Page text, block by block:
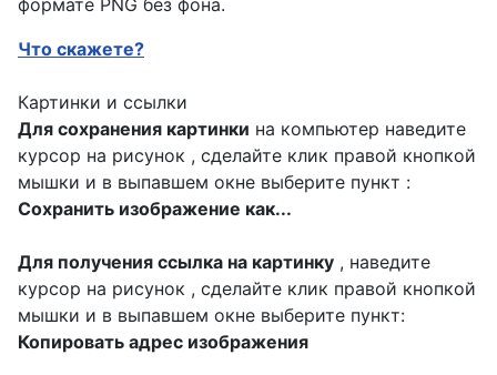
формате PNG без фона.
Что скажете?
Картинки и ссылки
Для сохранения картинки на компьютер наведите
курсор на рисунок , сделайте клик правой кнопкой
мышки и в выпавшем окне выберите пункт :
Сохранить изображение как...
Для получения ссылка на картинку , наведите
курсор на рисунок , сделайте клик правой кнопкой
мышки и в выпавшем окне выберите пункт:
Копировать адрес изображения